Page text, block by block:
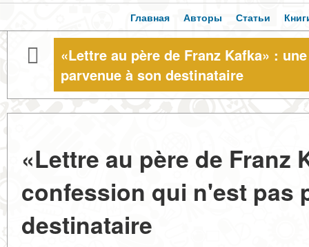
Главная Авторы Статьи
«Lettre au père de Franz Kafka» :
parvenue à son destinataire
«Lettre au père de Franz
confession qui n'est pas
destinataire